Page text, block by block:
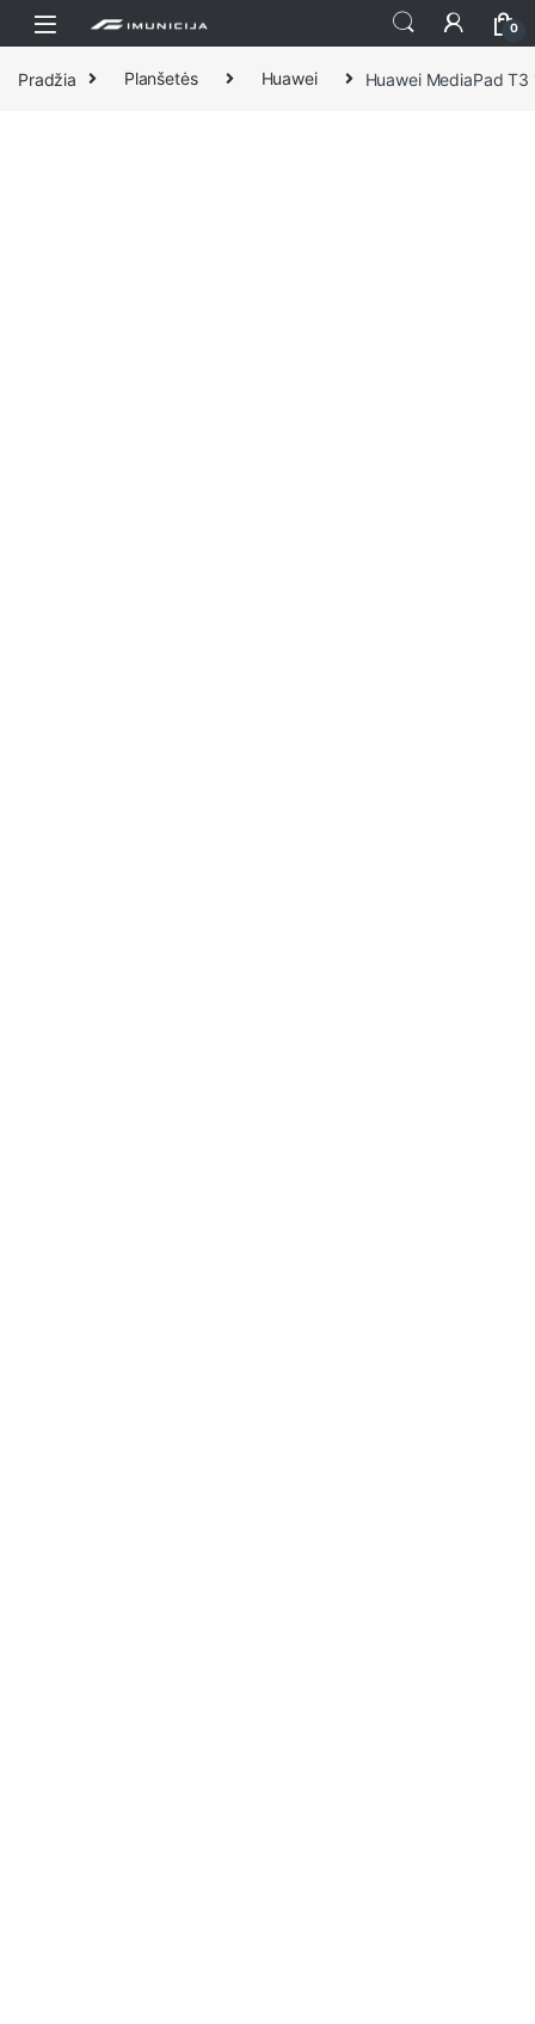
Praleisti ir pereiti prie navigacijos
Pereiti prie turinio
0
Pradžia Planšetės Huawei Huawei MediaPad T3